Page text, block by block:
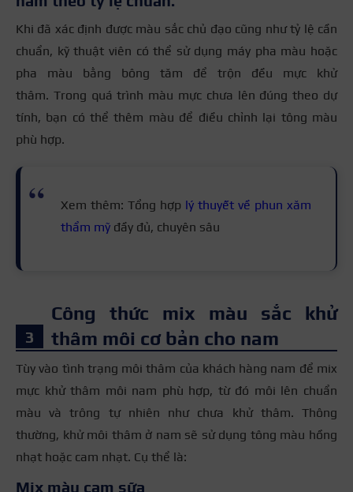
Khi đã xác định được màu sắc chủ đạo cũng như tỷ lệ cần
chuẩn, kỹ thuật viên có thể sử dụng máy pha màu hoặc
pha màu bằng bông tăm để trộn đều mực khử
thâm. Trong quá trình màu mực chưa lên đúng theo dự
tính, bạn có thể thêm màu để điều chỉnh lại tông màu
phù hợp.
Xem thêm: Tổng hợp lý thuyết về phun xăm
thẩm mỹ đầy đủ, chuyên sâu
Công thức mix màu sắc khử
thâm môi cơ bản cho nam
Tùy vào tình trạng môi thâm của khách hàng nam để mix
mực khử thâm môi nam phù hợp, từ đó môi lên chuẩn
màu và trông tự nhiên như chưa khử thâm. Thông
thường, khử môi thâm ở nam sẽ sử dụng tông màu hồng
nhạt hoặc cam nhạt. Cụ thể là:
Mix màu cam sữa